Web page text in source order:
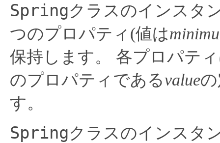
Springクラスのインスタ
つのプロパティ(値は
保持します。
各プロパテ
のプロパティであるvalue
す。
Springクラスのインスタ